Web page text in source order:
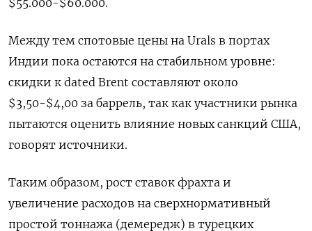
$55.000-$60.000.
Между тем спотовые цены на Urals в портах
Индии пока остаются на стабильном уровне:
скидки к dated Brent составляют около
$3,50-$4,00 за баррель, так как участники рынка
пытаются оценить влияние новых санкций США,
говорят источники.
Таким образом, рост ставок фрахта и
увеличение расходов на сверхнормативный
простой тоннажа (демередж) в турецких